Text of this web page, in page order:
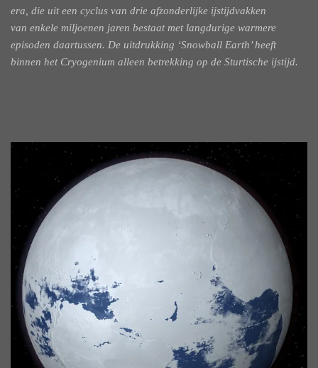
era, die uit een cyclus van drie afzonderlijke ijstijdvakken
van enkele miljoenen jaren bestaat met langdurige warmere
episoden daartussen. De uitdrukking ‘Snowball Earth’ heeft
binnen het Cryogenium alleen betrekking op de Sturtische ijstijd.